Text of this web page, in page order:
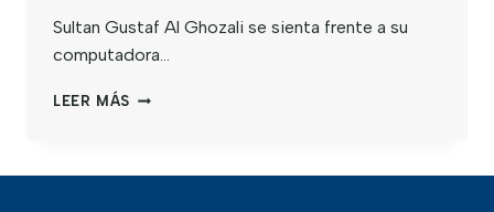
Sultan Gustaf Al Ghozali se sienta frente a su
computadora…
LEER MÁS